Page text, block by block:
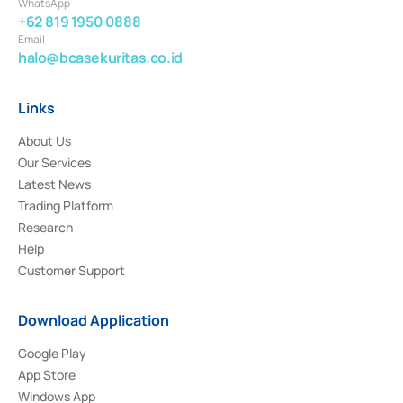
+62 819 1950 0888
Email
halo@bcasekuritas.co.id
Links
About Us
Our Services
Latest News
Trading Platform
Research
Help
Customer Support
Download Application
Google Play
App Store
Windows App